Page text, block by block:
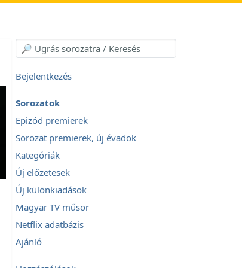
Bejelentkezés
Sorozatok
Epizód premierek
Sorozat premierek, új évadok
Kategóriák
Új előzetesek
Új különkiadások
Magyar TV műsor
Netflix adatbázis
Ajánló